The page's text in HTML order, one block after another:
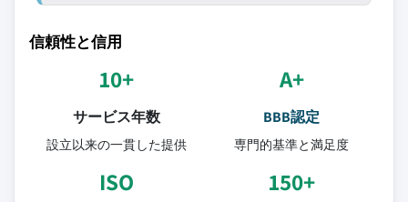
信頼性と信用
10+
サービス年数
設立以来の一貫した提供
A+
BBB認定
専門的基準と満足度
ISO 150+